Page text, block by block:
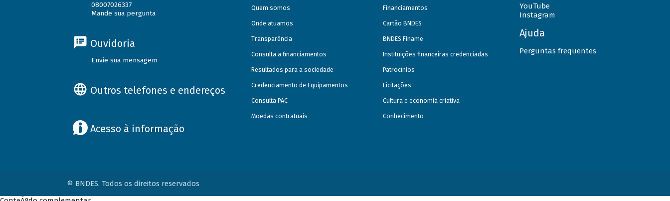
08007026337
Mande sua pergunta
Ouvidoria
Envie sua mensagem
Outros telefones e endereços
Acesso à informação
Quem somos
Onde atuamos
Transparência
Consulta a financiamentos
Resultados para a sociedade
Credenciamento de Equipamentos
Consulta PAC
Moedas contratuais
Financiamentos
Cartão BNDES
BNDES Finame
Instituições financeiras credenciadas
Patrocínios
Licitações
Cultura e economia criativa
Conhecimento
YouTube
Instagram
Ajuda
Perguntas frequentes
© BNDES. Todos os direitos reservados